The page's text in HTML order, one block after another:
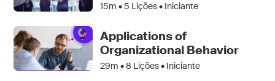
15m •5 Lições • Iniciante
Applications of
Organizational Behavior
29m •8 Lições • Iniciante